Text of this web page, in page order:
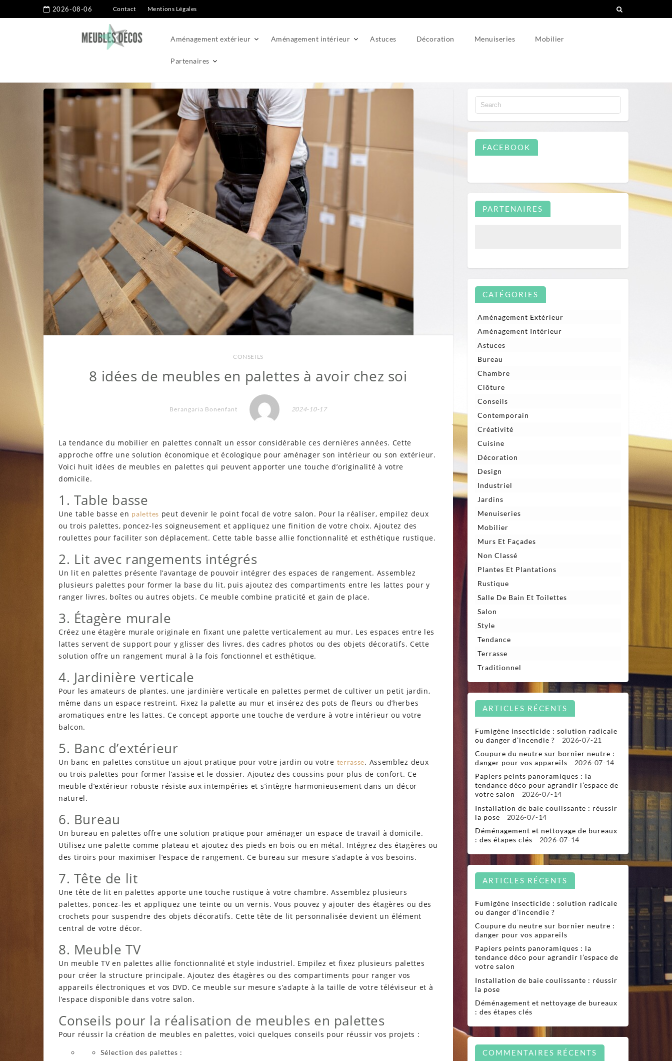
2026-08-06 Contact Mentions Légales
Aménagement extérieur Aménagement intérieur Astuces Décoration Menuiseries Mobilier
Partenaires
CONSEILS
8 idées de meubles en palettes à avoir chez soi
Berangaria Bonenfant 2024-10-17
La tendance du mobilier en palettes connaît un essor considérable ces dernières années. Cette
approche offre une solution économique et écologique pour aménager son intérieur ou son extérieur.
Voici huit idées de meubles en palettes qui peuvent apporter une touche d’originalité à votre
domicile.
1. Table basse
Une table basse en palettes peut devenir le point focal de votre salon. Pour la réaliser, empilez deux
ou trois palettes, poncez-les soigneusement et appliquez une finition de votre choix. Ajoutez des
roulettes pour faciliter son déplacement. Cette table basse allie fonctionnalité et esthétique rustique.
2. Lit avec rangements intégrés
Un lit en palettes présente l’avantage de pouvoir intégrer des espaces de rangement. Assemblez
plusieurs palettes pour former la base du lit, puis ajoutez des compartiments entre les lattes pour y
ranger livres, boîtes ou autres objets. Ce meuble combine praticité et gain de place.
3. Étagère murale
Créez une étagère murale originale en fixant une palette verticalement au mur. Les espaces entre les
lattes servent de support pour y glisser des livres, des cadres photos ou des objets décoratifs. Cette
solution offre un rangement mural à la fois fonctionnel et esthétique.
4. Jardinière verticale
Pour les amateurs de plantes, une jardinière verticale en palettes permet de cultiver un petit jardin,
même dans un espace restreint. Fixez la palette au mur et insérez des pots de fleurs ou d’herbes
aromatiques entre les lattes. Ce concept apporte une touche de verdure à votre intérieur ou votre
balcon.
5. Banc d’extérieur
Un banc en palettes constitue un ajout pratique pour votre jardin ou votre terrasse. Assemblez deux
ou trois palettes pour former l’assise et le dossier. Ajoutez des coussins pour plus de confort. Ce
meuble d’extérieur robuste résiste aux intempéries et s’intègre harmonieusement dans un décor
naturel.
6. Bureau
Un bureau en palettes offre une solution pratique pour aménager un espace de travail à domicile.
Utilisez une palette comme plateau et ajoutez des pieds en bois ou en métal. Intégrez des étagères ou
des tiroirs pour maximiser l’espace de rangement. Ce bureau sur mesure s’adapte à vos besoins.
7. Tête de lit
Une tête de lit en palettes apporte une touche rustique à votre chambre. Assemblez plusieurs
palettes, poncez-les et appliquez une teinte ou un vernis. Vous pouvez y ajouter des étagères ou des
crochets pour suspendre des objets décoratifs. Cette tête de lit personnalisée devient un élément
central de votre décor.
8. Meuble TV
Un meuble TV en palettes allie fonctionnalité et style industriel. Empilez et fixez plusieurs palettes
pour créer la structure principale. Ajoutez des étagères ou des compartiments pour ranger vos
appareils électroniques et vos DVD. Ce meuble sur mesure s’adapte à la taille de votre téléviseur et à
l’espace disponible dans votre salon.
Conseils pour la réalisation de meubles en palettes
Pour réussir la création de meubles en palettes, voici quelques conseils pour réussir vos projets :
Sélection des palettes :
FACEBOOK
PARTENAIRES
CATÉGORIES
Aménagement Extérieur
Aménagement Intérieur
Astuces
Bureau
Chambre
Clôture
Conseils
Contemporain
Créativité
Cuisine
Décoration
Design
Industriel
Jardins
Menuiseries
Mobilier
Murs Et Façades
Non Classé
Plantes Et Plantations
Rustique
Salle De Bain Et Toilettes
Salon
Style
Tendance
Terrasse
Traditionnel
ARTICLES RÉCENTS
Fumigène insecticide : solution radicale
ou danger d’incendie ?
2026-07-21
Coupure du neutre sur bornier neutre :
danger pour vos appareils
2026-07-14
Papiers peints panoramiques : la
tendance déco pour agrandir l’espace de
votre salon
2026-07-14
Installation de baie coulissante : réussir
la pose
2026-07-14
Déménagement et nettoyage de bureaux
: des étapes clés
2026-07-14
ARTICLES RÉCENTS
Fumigène insecticide : solution radicale
ou danger d’incendie ?
Coupure du neutre sur bornier neutre :
danger pour vos appareils
Papiers peints panoramiques : la
tendance déco pour agrandir l’espace de
votre salon
Installation de baie coulissante : réussir
la pose
Déménagement et nettoyage de bureaux
: des étapes clés
COMMENTAIRES RÉCENTS